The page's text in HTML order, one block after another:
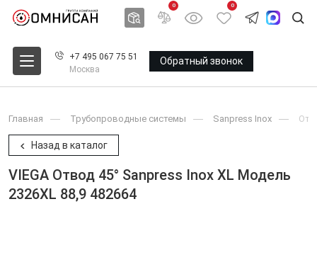
0 0
+7 495 067 75 51
Москва
Обратный звонок
Главная Трубопроводные системы Sanpress Inox
Назад в каталог
VIEGA Отвод 45° Sanpress Inox XL Модель
2326XL 88,9 482664